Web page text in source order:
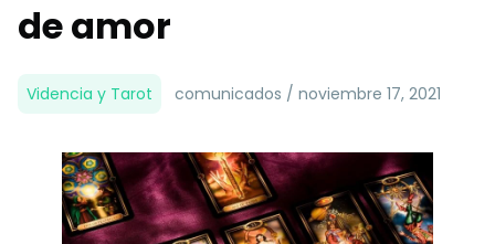
de amor
Videncia y Tarot comunicados / noviembre 17, 2021